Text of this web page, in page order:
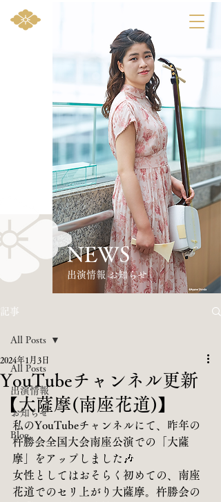
記事
All Posts
出演情報
お知らせ
Blog
All Posts
YouTubeチャンネル更新
【大薩摩(南座花道)】
2024年1月3日
私のYouTubeチャンネルにて、昨年の
杵勝会全国大会南座公演での「大薩
摩」をアップしました🎶
女性としてはおそらく初めての、南座
花道でのセリ上がり大薩摩。杵勝会の
NEWS
​出演情報 お知らせ